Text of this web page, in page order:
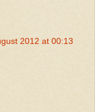
2012 at 00:13